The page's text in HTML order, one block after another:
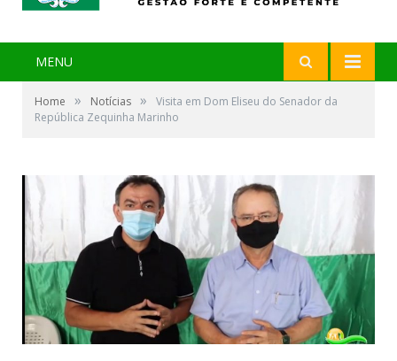
MENU
Home » Notícias »
Visita em Dom Eliseu do Senador da
República Zequinha Marinho